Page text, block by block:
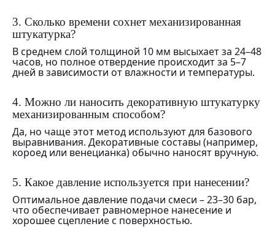
3. Сколько времени сохнет механизированная
штукатурка?
В среднем слой толщиной 10 мм высыхает за 24–48
часов, но полное отвердение происходит за 5–7
дней в зависимости от влажности и температуры.
4. Можно ли наносить декоративную штукатурку
механизированным способом?
Да, но чаще этот метод используют для базового
выравнивания. Декоративные составы (например,
короед или венецианка) обычно наносят вручную.
5. Какое давление используется при нанесении?
Оптимальное давление подачи смеси – 23–30 бар,
что обеспечивает равномерное нанесение и
хорошее сцепление с поверхностью.